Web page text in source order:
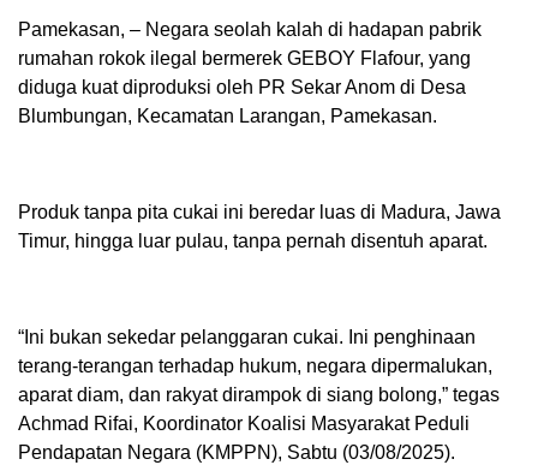
‎Pamekasan, – Negara seolah kalah di hadapan pabrik
rumahan rokok ilegal bermerek GEBOY Flafour, yang
diduga kuat diproduksi oleh PR Sekar Anom di Desa
Blumbungan, Kecamatan Larangan, Pamekasan.
‎Produk tanpa pita cukai ini beredar luas di Madura, Jawa
Timur, hingga luar pulau, tanpa pernah disentuh aparat.
‎“Ini bukan sekedar pelanggaran cukai. Ini penghinaan
terang-terangan terhadap hukum, negara dipermalukan,
aparat diam, dan rakyat dirampok di siang bolong,” tegas
Achmad Rifai, Koordinator Koalisi Masyarakat Peduli
Pendapatan Negara (KMPPN), Sabtu (03/08/2025).